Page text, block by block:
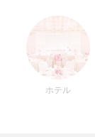
ホテル